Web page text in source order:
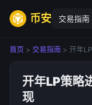
币安 交易指南
首页 > 交易指南 > 开年
开年LP策略
现